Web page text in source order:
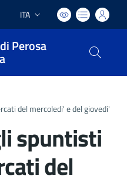
Lingua attiva:
ITA
Perosa
del mercoledi' e del giovedi'
spuntisti
del